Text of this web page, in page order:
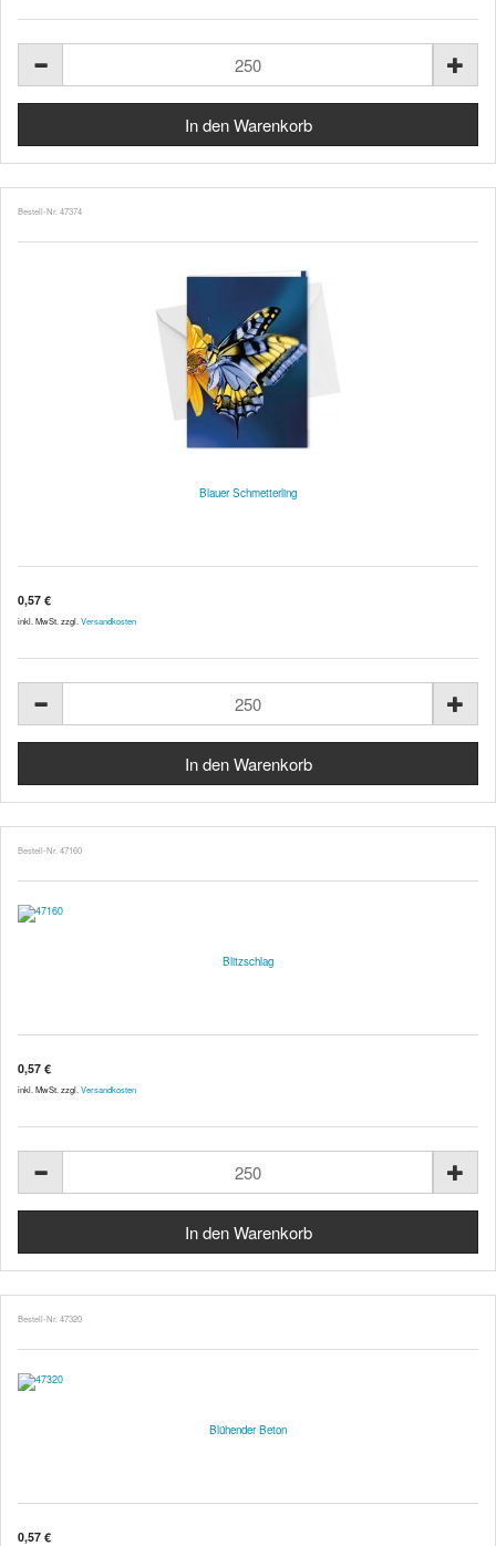
Bestell-Nr. 47374
Blauer Schmetterling
0,57 €
inkl. MwSt. zzgl. Versandkosten
Bestell-Nr. 47160
Blitzschlag
0,57 €
inkl. MwSt. zzgl. Versandkosten
Bestell-Nr. 47320
Blühender Beton
0,57 €